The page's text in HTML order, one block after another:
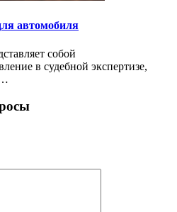
автомобиля
собой
в судебной экспертизе,